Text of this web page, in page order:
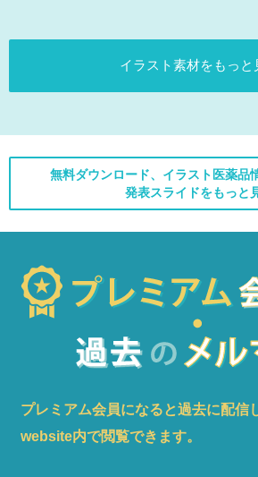
イラスト素材をもっと
無料ダウンロード、イラスト医薬品
発表スライドをもっと
プレミアム会員になると過去に配信
website内で閲覧できます。